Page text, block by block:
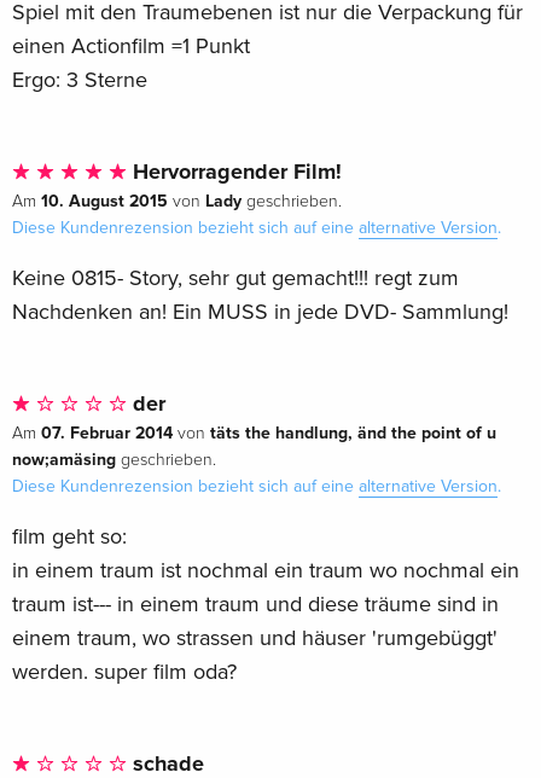
Spiel mit den Traumebenen ist nur die Verpackung für
einen Actionfilm =1 Punkt
Ergo: 3 Sterne
Hervorragender Film!
Am 10. August 2015 von Lady geschrieben.
Diese Kundenrezension bezieht sich auf eine alternative Version.
Keine 0815- Story, sehr gut gemacht!!! regt zum
Nachdenken an! Ein MUSS in jede DVD- Sammlung!
der
Am 07. Februar 2014 von täts the handlung, änd the point of u
now;amäsing geschrieben.
Diese Kundenrezension bezieht sich auf eine alternative Version.
film geht so:
in einem traum ist nochmal ein traum wo nochmal ein
traum ist--- in einem traum und diese träume sind in
einem traum, wo strassen und häuser 'rumgebüggt'
werden. super film oda?
schade